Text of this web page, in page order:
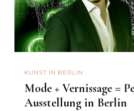
KUNST IN BERLIN
Mode + Vernissage =
Ausstellung in Berlin